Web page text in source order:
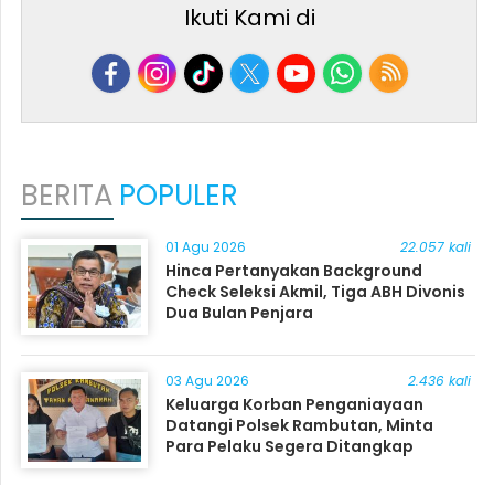
Ikuti Kami di
BERITA POPULER
01 Agu 2026 22.057 kali
Hinca Pertanyakan Background
Check Seleksi Akmil, Tiga ABH Divonis
Dua Bulan Penjara
03 Agu 2026 2.436 kali
Keluarga Korban Penganiayaan
Datangi Polsek Rambutan, Minta
Para Pelaku Segera Ditangkap